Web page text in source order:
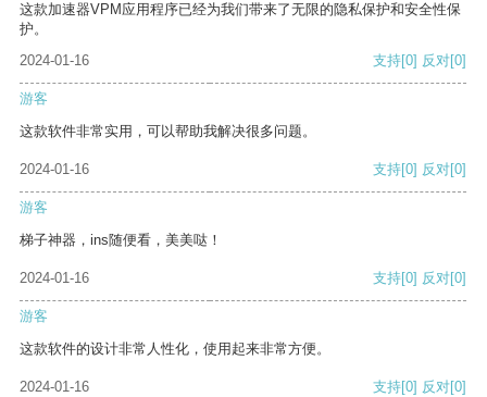
这款加速器VPM应用程序已经为我们带来了无限的隐私保护和安全性保
护。
2024-01-16
支持[0] 反对[0]
游客
这款软件非常实用，可以帮助我解决很多问题。
2024-01-16 支持[0] 反对[0]
游客
梯子神器，ins随便看，美美哒！
2024-01-16 支持[0] 反对[0]
游客
这款软件的设计非常人性化，使用起来非常方便。
2024-01-16 支持[0] 反对[0]